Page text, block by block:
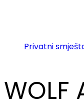
Privatni